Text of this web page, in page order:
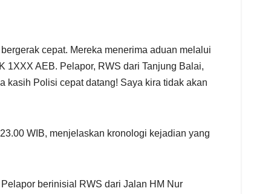
cepat. Mereka menerima aduan melalui
1XXX AEB. Pelapor, RWS dari Tanjung Balai,
kasih Polisi cepat datang! Saya kira tidak akan
WIB, menjelaskan kronologi kejadian yang
berinisial RWS dari Jalan HM Nur